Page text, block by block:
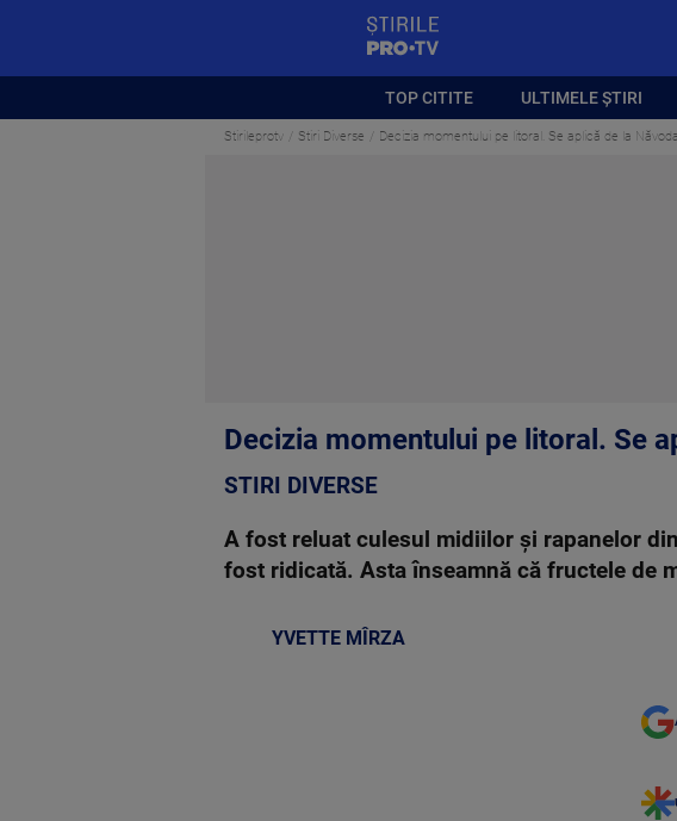
TOP CITITE ULTIMELE ȘTIRI
Stirileprotv Stiri Diverse Decizia momentului pe litoral. Se aplică de la
Decizia momentului pe litoral. Se
STIRI DIVERSE
A fost reluat culesul midiilor și rapanelor
fost ridicată. Asta înseamnă că fructele de
YVETTE MÎRZA